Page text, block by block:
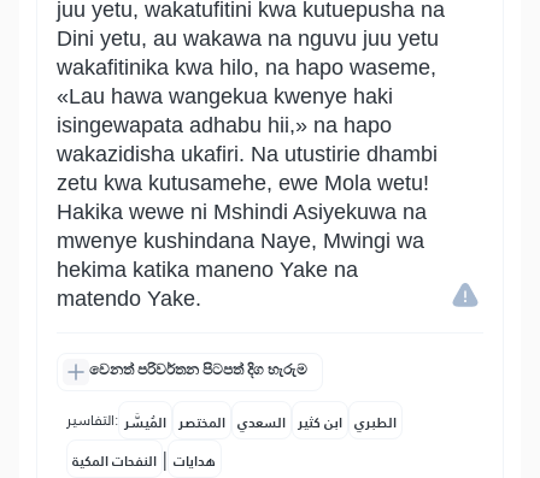
juu yetu, wakatufitini kwa kutuepusha na
Dini yetu, au wakawa na nguvu juu yetu
wakafitinika kwa hilo, na hapo waseme,
«Lau hawa wangekua kwenye haki
isingewapata adhabu hii,» na hapo
wakazidisha ukafiri. Na utustirie dhambi
zetu kwa kutusamehe, ewe Mola wetu!
Hakika wewe ni Mshindi Asiyekuwa na
mwenye kushindana Naye, Mwingi wa
hekima katika maneno Yake na
matendo Yake.
වෙනත් පරිවර්තන පිටපත් දිග හැරුම
التفاسير: المُيسَّر المختصر السعدي ابن كثير الطبري
النفحات المكية | هدايات